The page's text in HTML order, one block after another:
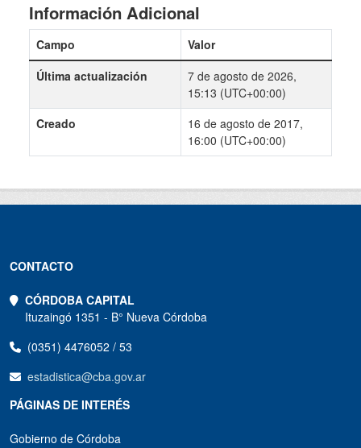
Información Adicional
Campo
Valor
Última actualización
7 de agosto de 2026,
15:13 (UTC+00:00)
Creado
16 de agosto de 2017,
16:00 (UTC+00:00)
CONTACTO
CÓRDOBA CAPITAL
Ituzaingó 1351 - B° Nueva Córdoba
(0351) 4476052 / 53
estadistica@cba.gov.ar
PÁGINAS DE INTERÉS
Gobierno de Córdoba